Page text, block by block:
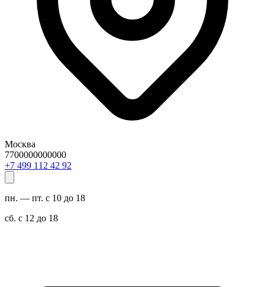
Москва
7700000000000
29 24 211 994 7+
пн. — пт. с 10 до 18
сб. с 12 до 18